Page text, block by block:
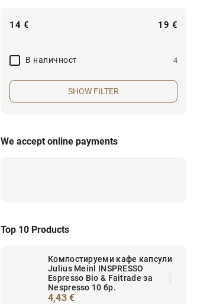
14 € 19 €
B наличност 4
SHOW FILTER
We accept online payments
Top 10 Products
Компостируеми кафе капсули
Julius Meinl INSPRESSO
Espresso Bio & Faitrade за
Nespresso 10 бр.
4,43 €